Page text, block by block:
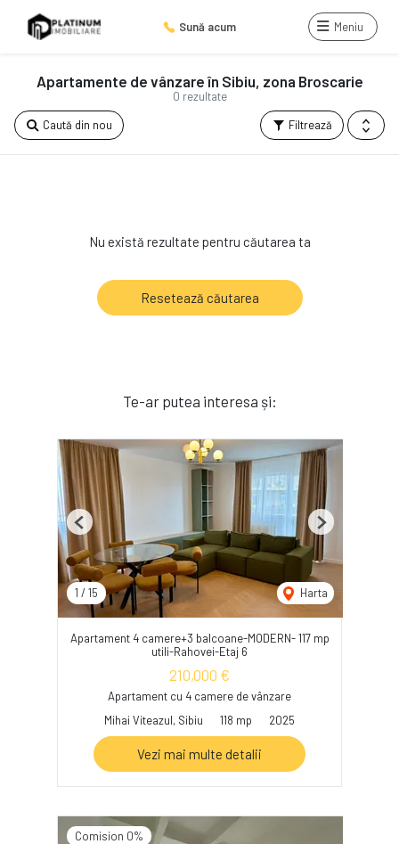
Sună acum Meniu
0 rezultate
Apartamente de vânzare în Sibiu, zona Broscarie
Filtrează
Caută din nou
Nu există rezultate pentru căutarea ta
Resetează căutarea
Te-ar putea interesa și:
1 / 15 Harta
Previous Next
Apartament 4 camere+3 balcoane-MODERN- 117 mp
utili-Rahovei-Etaj 6
210,000 €
Apartament cu 4 camere de vânzare
Mihai Viteazul, Sibiu
118 mp 2025
Vezi mai multe detalii
Comision 0%